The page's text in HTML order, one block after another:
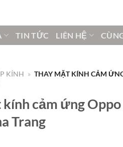
TIN TỨC LIÊN HỆ
KÍNH » THAY MẶT KÍNH CẢM
cảm ứng
Trang